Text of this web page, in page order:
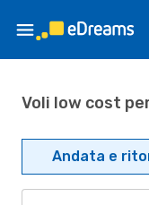
Voli low cost
Andata e